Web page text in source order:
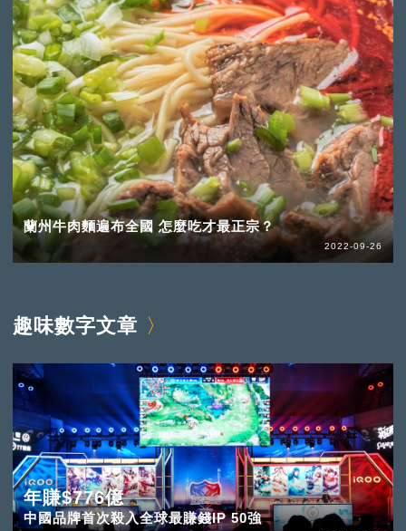
蘭州牛肉麵遍布全國 怎麼吃才最正宗？
2022-09-26
趣味數字文章
年賺$776億
中國品牌首次殺入全球最賺錢IP 50強